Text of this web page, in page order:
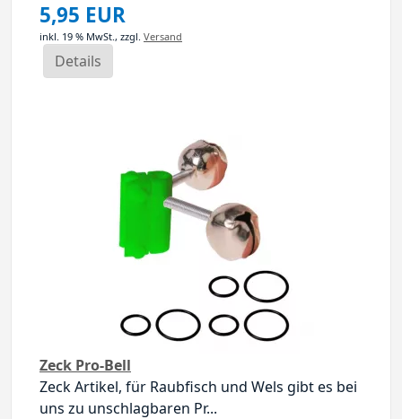
5,95 EUR
inkl. 19 % MwSt., zzgl. Versand
Details
Zeck Pro-Bell
Zeck Artikel, für Raubfisch und Wels gibt es bei
uns zu unschlagbaren Pr...